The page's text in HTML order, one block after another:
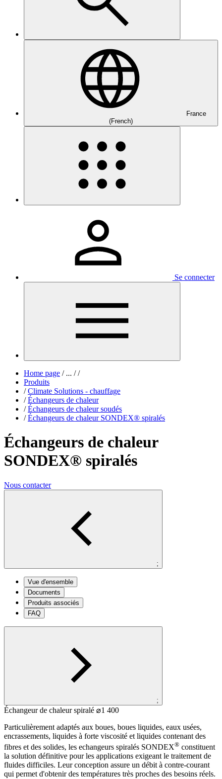
France
(French)
Se connecter
Home page /... / /
Produits
/ Climate Solutions - chauffage
/ Échangeurs de chaleur
/ Échangeurs de chaleur soudés
/ Échangeurs de chaleur SONDEX® spiralés
Échangeurs de chaleur
SONDEX® spiralés
Nous contacter
;
Vue d'ensemble
Documents
Produits associés
FAQ
;
Échangeur de chaleur spiralé ⌀1 400
Particulièrement adaptés aux boues, boues liquides, eaux usées,
encrassements, liquides à forte viscosité et liquides contenant des
fibres et des solides, les echangeurs spiralés SONDEX® constituent
la solution définitive pour les applications exigeant le traitement de
fluides difficiles. Leur conception assure un débit à contre-courant
qui permet d'obtenir des températures très proches des besoins réels.